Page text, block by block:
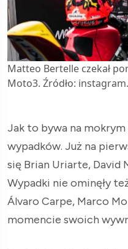
Matteo Bertelle czekał
Moto3. Źródło:
Jak to bywa na
wypadków. Już na
się Brian Uriarte, David
Wypadki nie ominęły
Álvaro Carpe, Marco
momencie swoich